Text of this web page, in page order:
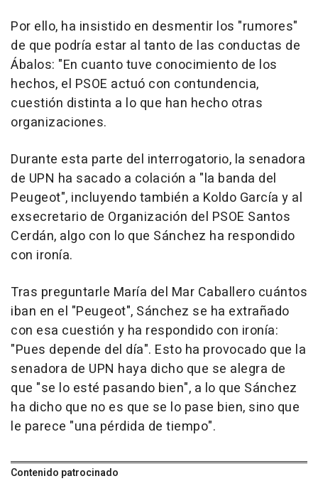
Por ello, ha insistido en desmentir los "rumores"
de que podría estar al tanto de las conductas de
Ábalos: "En cuanto tuve conocimiento de los
hechos, el PSOE actuó con contundencia,
cuestión distinta a lo que han hecho otras
organizaciones.
Durante esta parte del interrogatorio, la senadora
de UPN ha sacado a colación a "la banda del
Peugeot", incluyendo también a Koldo García y al
exsecretario de Organización del PSOE Santos
Cerdán, algo con lo que Sánchez ha respondido
con ironía.
Tras preguntarle María del Mar Caballero cuántos
iban en el "Peugeot", Sánchez se ha extrañado
con esa cuestión y ha respondido con ironía:
"Pues depende del día". Esto ha provocado que la
senadora de UPN haya dicho que se alegra de
que "se lo esté pasando bien", a lo que Sánchez
ha dicho que no es que se lo pase bien, sino que
le parece "una pérdida de tiempo".
Contenido patrocinado